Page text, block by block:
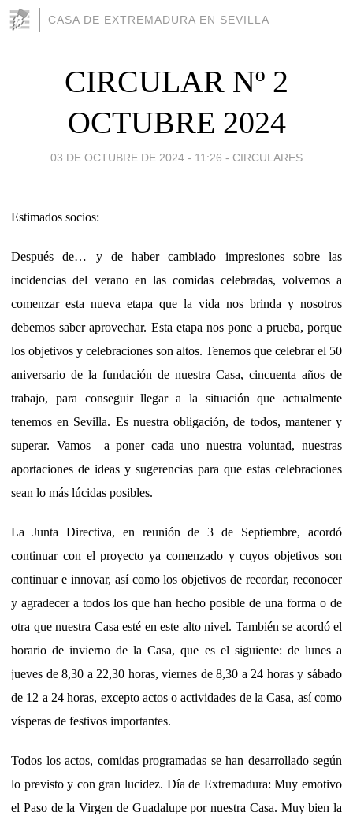
CASA DE EXTREMADURA EN SEVILLA
CIRCULAR Nº 2
OCTUBRE 2024
03 DE OCTUBRE DE 2024 - 11:26 - CIRCULARES
Estimados socios:
Después de… y de haber cambiado impresiones sobre las
incidencias del verano en las comidas celebradas, volvemos a
comenzar esta nueva etapa que la vida nos brinda y nosotros
debemos saber aprovechar. Esta etapa nos pone a prueba, porque
los objetivos y celebraciones son altos. Tenemos que celebrar el 50
aniversario de la fundación de nuestra Casa, cincuenta años de
trabajo, para conseguir llegar a la situación que actualmente
tenemos en Sevilla. Es nuestra obligación, de todos, mantener y
superar. Vamos a poner cada uno nuestra voluntad, nuestras
aportaciones de ideas y sugerencias para que estas celebraciones
sean lo más lúcidas posibles.
La Junta Directiva, en reunión de 3 de Septiembre, acordó
continuar con el proyecto ya comenzado y cuyos objetivos son
continuar e innovar, así como los objetivos de recordar, reconocer
y agradecer a todos los que han hecho posible de una forma o de
otra que nuestra Casa esté en este alto nivel. También se acordó el
horario de invierno de la Casa, que es el siguiente: de lunes a
jueves de 8,30 a 22,30 horas, viernes de 8,30 a 24 horas y sábado
de 12 a 24 horas, excepto actos o actividades de la Casa, así como
vísperas de festivos importantes.
Todos los actos, comidas programadas se han desarrollado según
lo previsto y con gran lucidez. Día de Extremadura: Muy emotivo
el Paso de la Virgen de Guadalupe por nuestra Casa. Muy bien la